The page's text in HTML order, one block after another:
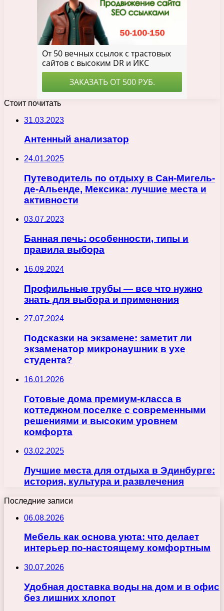
Стоит почитать
31.03.2023
Антенный анализатор
24.01.2025
Путеводитель по отдыху в Сан-Мигель-
де-Альенде, Мексика: лучшие места и
активности
03.07.2023
Банная печь: особенности, типы и
правила выбора
16.09.2024
Профильные трубы — все что нужно
знать для выбора и применения
27.07.2024
Подсказки на экзамене: заметит ли
экзаменатор микронаушник в ухе
студента?
16.01.2026
Готовые дома премиум-класса в
коттеджном поселке с современными
решениями и высоким уровнем
комфорта
03.02.2025
Лучшие места для отдыха в Эдинбурге:
история, культура и развлечения
Последние записи
06.08.2026
Мебель как основа уюта: что делает
интерьер по-настоящему комфортным
30.07.2026
Удобная доставка воды на дом и в офис
без лишних хлопот